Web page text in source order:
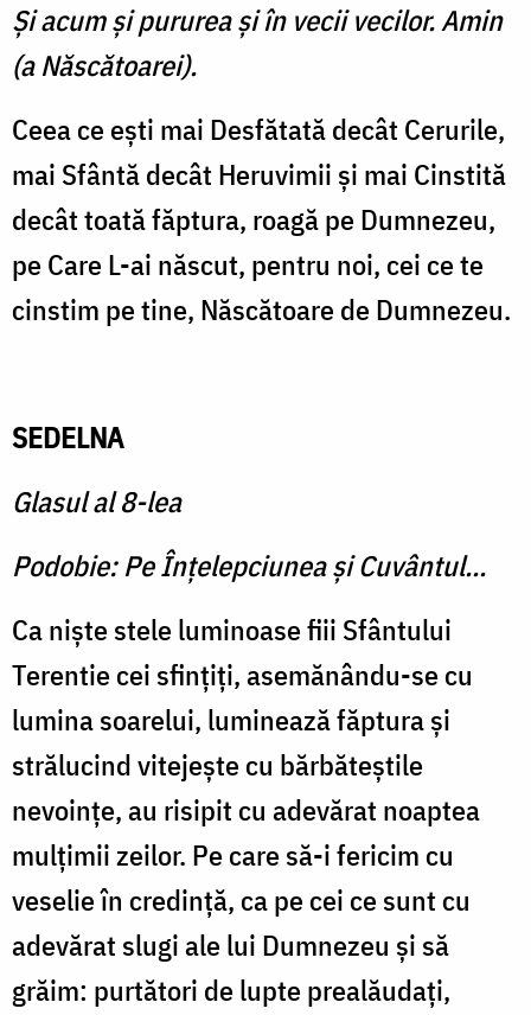
Şi acum şi pururea şi în vecii vecilor. Amin
(a Născătoarei).
Ceea ce eşti mai Desfătată de­cât Cerurile,
mai Sfântă decât Heruvimii şi mai Cinstită
decât toată făptura, roagă pe Dum­nezeu,
pe Care L-ai născut, pentru noi, cei ce te
cinstim pe tine, Născătoare de Dumnezeu.
SEDELNA
Glasul al 8-lea
Podobie: Pe Înţelepciunea şi Cuvântul...
Ca nişte stele luminoase fiii Sfântului
Terentie cei sfinţiţi, asemănându-se cu
lumina soarelui, luminează făptura şi
strălu­cind vitejeşte cu bărbăteştile
nevoinţe, au risipit cu adevărat noaptea
mulţimii zeilor. Pe care să-i fericim cu
veselie în credin­ţă, ca pe cei ce sunt cu
adevărat slugi ale lui Dumnezeu şi să
grăim: purtători de lupte prealăudaţi,